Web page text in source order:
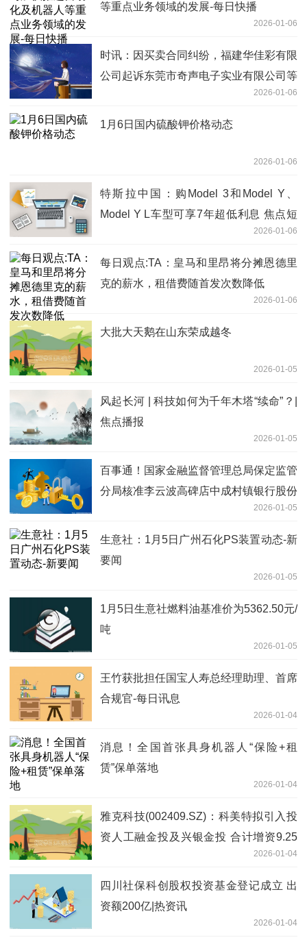
等重点业务领域的发展-每日快播
2026-01-06
时讯：因买卖合同纠纷，福建华佳彩有限
公司起诉东莞市奇声电子实业有限公司等
2026-01-06
1月6日国内硫酸钾价格动态
2026-01-06
特斯拉中国：购Model 3和Model Y、
Model Y L车型可享7年超低利息 焦点短
2026-01-06
每日观点:TA：皇马和里昂将分摊恩德里
克的薪水，租借费随首发次数降低
2026-01-06
大批大天鹅在山东荣成越冬
2026-01-05
风起长河 | 科技如何为千年木塔“续命”？|
焦点播报
2026-01-05
百事通！国家金融监督管理总局保定监管
分局核准李云波高碑店中成村镇银行股份
2026-01-05
生意社：1月5日广州石化PS装置动态-新
要闻
2026-01-05
1月5日生意社燃料油基准价为5362.50元/
吨
2026-01-05
王竹获批担任国宝人寿总经理助理、首席
合规官-每日讯息
2026-01-04
消息！全国首张具身机器人“保险+租
赁”保单落地
2026-01-04
雅克科技(002409.SZ)：科美特拟引入投
资人工融金投及兴银金投 合计增资9.25
2026-01-04
四川社保科创股权投资基金登记成立 出
资额200亿|热资讯
2026-01-04